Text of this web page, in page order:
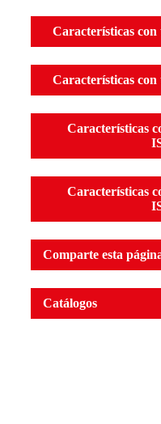
Características con
Características con
Características
Características
Comparte esta
Catálogos